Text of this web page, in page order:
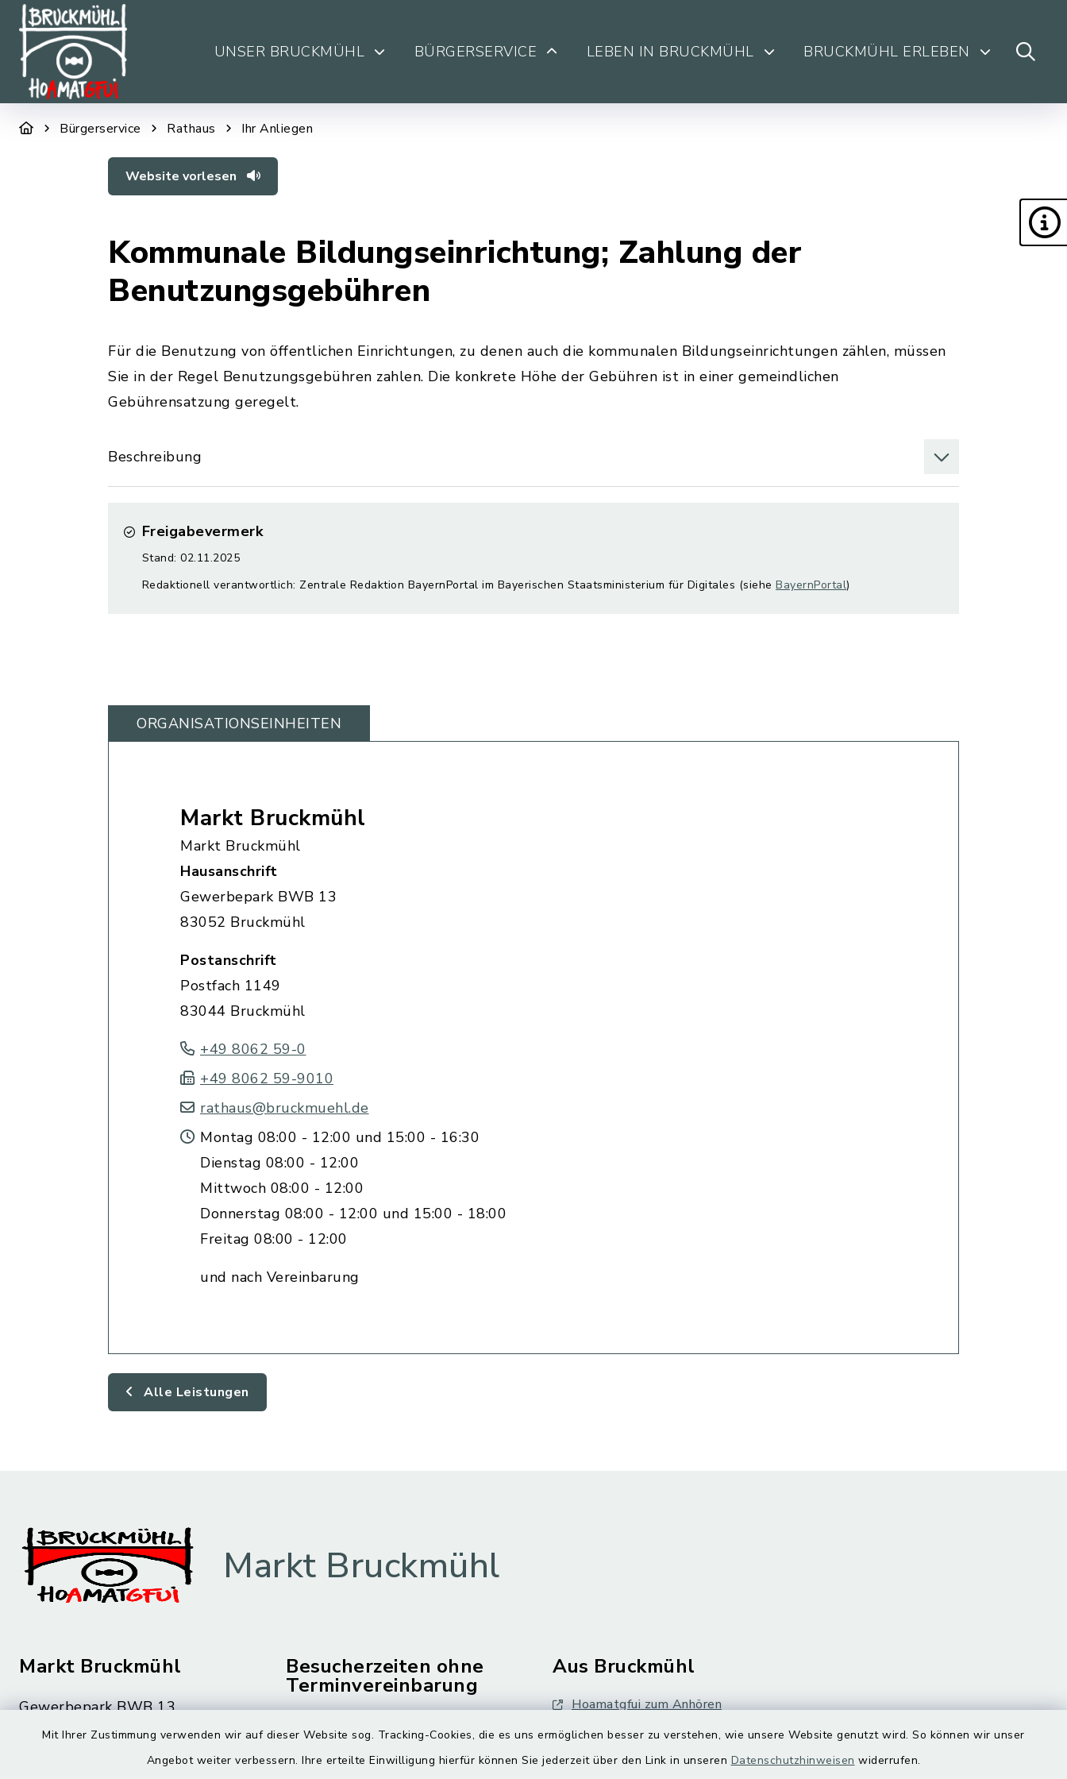
Mit Ihrer Zustimmung verwenden wir auf dieser Website sog. Tracking-Cookies, die es uns ermöglichen besser zu verstehen, wie unsere Website genutzt wird. So können wir unser
Angebot weiter verbessern. Ihre erteilte Einwilligung hierfür können Sie jederzeit über den Link in unseren Datenschutzhinweisen widerrufen.
UNSER BRUCKMÜHL BÜRGERSERVICE LEBEN IN BRUCKMÜHL BRUCKMÜHL ERLEBEN
Bürgerservice Rathaus Ihr Anliegen
Website vorlesen
Kommunale Bildungseinrichtung; Zahlung der
Benutzungsgebühren
Für die Benutzung von öffentlichen Einrichtungen, zu denen auch die kommunalen Bildungseinrichtungen zählen, müssen
Sie in der Regel Benutzungsgebühren zahlen. Die konkrete Höhe der Gebühren ist in einer gemeindlichen
Gebührensatzung geregelt.
Beschreibung
Freigabevermerk
Stand: 02.11.2025
Redaktionell verantwortlich: Zentrale Redaktion BayernPortal im Bayerischen Staatsministerium für Digitales (siehe BayernPortal)
ORGANISATIONS­EINHEITEN
Markt Bruckmühl
Markt Bruckmühl
Hausanschrift
Gewerbepark BWB 13
83052 Bruckmühl
Postanschrift
Postfach 1149
83044 Bruckmühl
+49 8062 59-0
+49 8062 59-9010
rathaus@bruckmuehl.de
Montag 08:00 - 12:00 und 15:00 - 16:30
Dienstag 08:00 - 12:00
Mittwoch 08:00 - 12:00
Donnerstag 08:00 - 12:00 und 15:00 - 18:00
Freitag 08:00 - 12:00
und nach Vereinbarung
Alle Leistungen
Markt Bruckmühl
Markt Bruckmühl
Gewerbepark BWB 13
83052 Bruckmühl
Besucherzeiten ohne
Terminvereinbarung
Aus Bruckmühl
Hoamatgfui zum Anhören
Digitaler Ortsplan